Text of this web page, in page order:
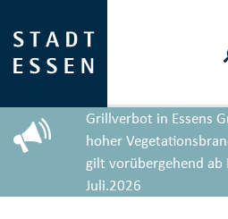
Grillverbot in Essens
hoher
gilt vorübergehend ab
Juli.2026